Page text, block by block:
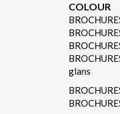
COLOUR
glans